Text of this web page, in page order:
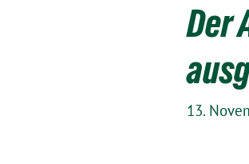
Der
13.